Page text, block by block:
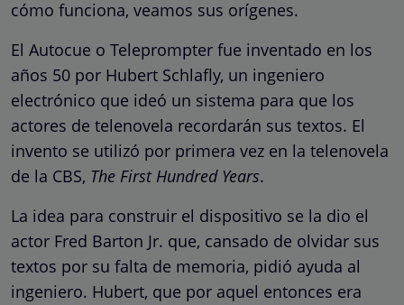
cómo funciona, veamos sus orígenes.
El Autocue o Teleprompter fue inventado en los
años 50 por Hubert Schlafly, un ingeniero
electrónico que ideó un sistema para que los
actores de telenovela recordarán sus textos. El
invento se utilizó por primera vez en la telenovela
de la CBS, The First Hundred Years.
La idea para construir el dispositivo se la dio el
actor Fred Barton Jr. que, cansado de olvidar sus
textos por su falta de memoria, pidió ayuda al
ingeniero. Hubert, que por aquel entonces era